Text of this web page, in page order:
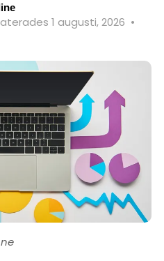
1 augusti, 2026 •